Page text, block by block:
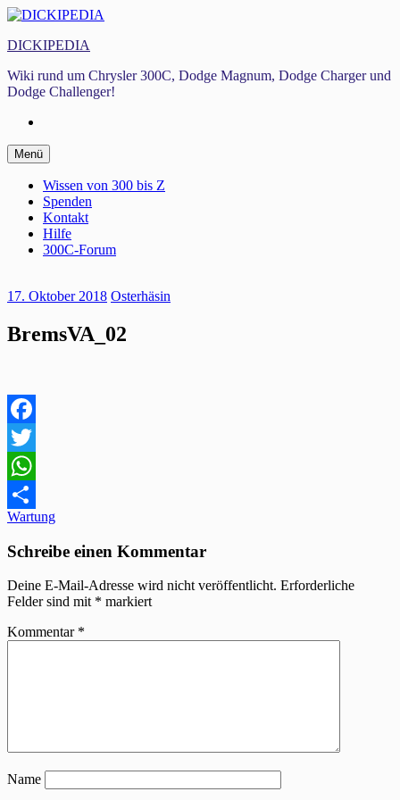
Zum
springen
DICKIPEDIA
Wiki rund um Chrysler 300C, Dodge Magnum, Dodge Charger und
Dodge Challenger!
Menü Zum
Inhalt
springen
Wissen von 300 bis Z
Spenden
Kontakt
Hilfe
300C-Forum
17. Oktober 2018 Osterhäsin
BremsVA_02
Facebook
Twitter
WhatsApp
Teilen
Beitragsnavigation
Wartung
Schreibe einen Kommentar
Deine E-Mail-Adresse wird nicht veröffentlicht. Erforderliche
Felder sind mit * markiert
Kommentar *
Name